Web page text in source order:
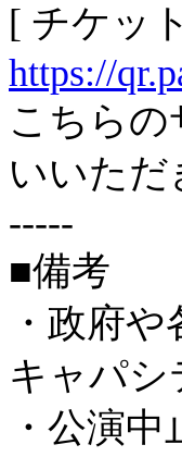
[ チケッ
https://
こちら
いいただ
-----
■備考
・政府
キャパシ
・公演